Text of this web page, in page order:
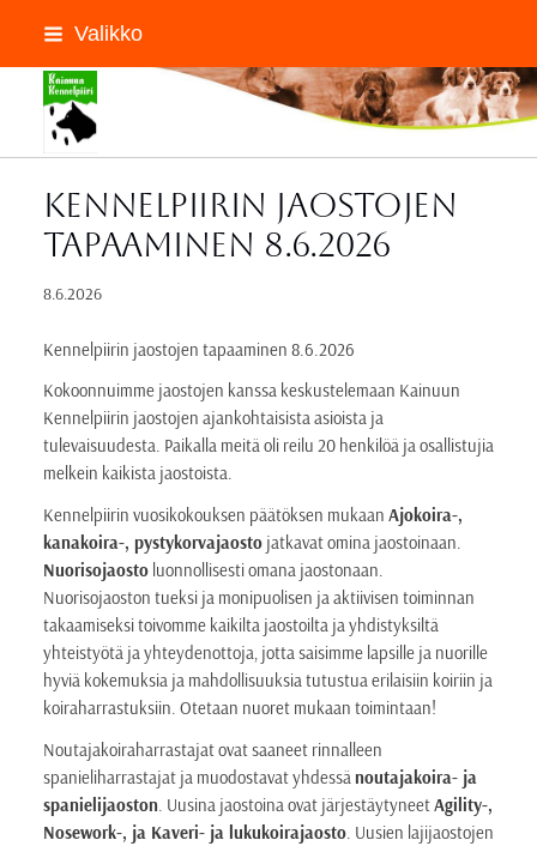
Siirry
sisältöön
Valikko
Kainuun Kennelpiiri ry
Kennelpiirin jaostojen
tapaaminen 8.6.2026
8.6.2026
Kennelpiirin jaostojen tapaaminen 8.6.2026
Kokoonnuimme jaostojen kanssa keskustelemaan Kainuun
Kennelpiirin jaostojen ajankohtaisista asioista ja
tulevaisuudesta. Paikalla meitä oli reilu 20 henkilöä ja osallistujia
melkein kaikista jaostoista.
Kennelpiirin vuosikokouksen päätöksen mukaan Ajokoira-,
kanakoira-, pystykorvajaostojatkavat omina jaostoinaan.
Nuorisojaostoluonnollisesti omana jaostonaan.
Nuorisojaoston tueksi ja monipuolisen ja aktiivisen toiminnan
takaamiseksi toivomme kaikilta jaostoilta ja yhdistyksiltä
yhteistyötä ja yhteydenottoja, jotta saisimme lapsille ja nuorille
hyviä kokemuksia ja mahdollisuuksia tutustua erilaisiin koiriin ja
koiraharrastuksiin. Otetaan nuoret mukaan toimintaan!
Noutajakoiraharrastajat ovat saaneet rinnalleen
spanieliharrastajat ja muodostavat yhdessä noutajakoira- ja
spanielijaoston. Uusina jaostoina ovat järjestäytyneetAgility-,
Nosework-, ja Kaveri- ja lukukoirajaosto. Uusien lajijaostojen